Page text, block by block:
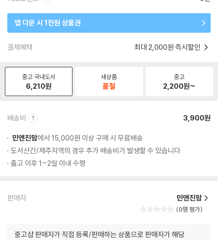
앱 다운 시 1천원 상품권
결제혜택 최대 2,000원 즉시할인
중고 국내도서
6,210원
새상품
품절
중고
2,200원~
배송비 3,900원
민앤진맘에서 15,000원 이상 구매 시 무료배송
도서산간/제주지역의 경우 추가 배송비가 발생할 수 있습니다.
출고 이후 1~2일 이내 수령
판매자 민앤진맘
0명 평가
중고샵 판매자가 직접 등록/판매하는 상품으로 판매자가 해당